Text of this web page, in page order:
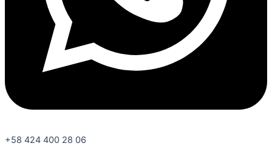
+58 424 400 28 06